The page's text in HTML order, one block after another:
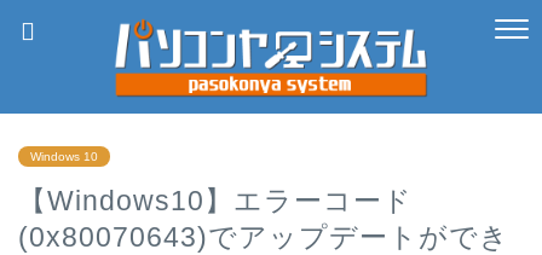
Windows 10
【Windows10】エラーコード
(0x80070643)でアップデートができ